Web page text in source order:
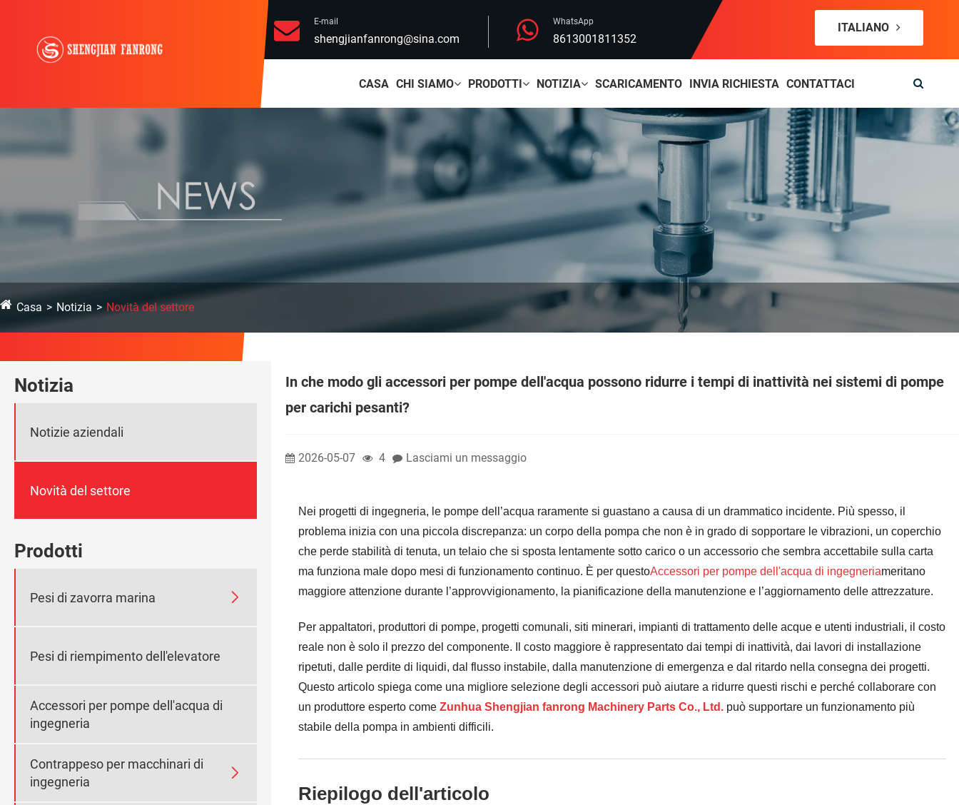
E-mail
shengjianfanrong@sina.com
WhatsApp
8613001811352
ITALIANO
CASA CHI SIAMO PRODOTTI NOTIZIA SCARICAMENTO INVIA RICHIESTA CONTATTACI
Casa Notizia Novità del settore
Notizia
Notizie aziendali
Novità del settore
Prodotti
Pesi di zavorra marina 
Pesi di riempimento dell'elevatore
Accessori per pompe dell'acqua di
ingegneria
Contrappeso per macchinari di
ingegneria

In che modo gli accessori per pompe dell'acqua possono ridurre i tempi di inattività nei sistemi di pompe
per carichi pesanti?
2026-05-07 4 Lasciami un messaggio
Nei progetti di ingegneria, le pompe dell’acqua raramente si guastano a causa di un drammatico incidente. Più spesso, il
problema inizia con una piccola discrepanza: un corpo della pompa che non è in grado di sopportare le vibrazioni, un coperchio
che perde stabilità di tenuta, un telaio che si sposta lentamente sotto carico o un accessorio che sembra accettabile sulla carta
ma funziona male dopo mesi di funzionamento continuo. È per questoAccessori per pompe dell'acqua di ingegneriameritano
maggiore attenzione durante l’approvvigionamento, la pianificazione della manutenzione e l’aggiornamento delle attrezzature.
Per appaltatori, produttori di pompe, progetti comunali, siti minerari, impianti di trattamento delle acque e utenti industriali, il costo
reale non è solo il prezzo del componente. Il costo maggiore è rappresentato dai tempi di inattività, dai lavori di installazione
ripetuti, dalle perdite di liquidi, dal flusso instabile, dalla manutenzione di emergenza e dal ritardo nella consegna dei progetti.
Questo articolo spiega come una migliore selezione degli accessori può aiutare a ridurre questi rischi e perché collaborare con
un produttore esperto come Zunhua Shengjian fanrong Machinery Parts Co., Ltd. può supportare un funzionamento più
stabile della pompa in ambienti difficili.
Riepilogo dell'articolo